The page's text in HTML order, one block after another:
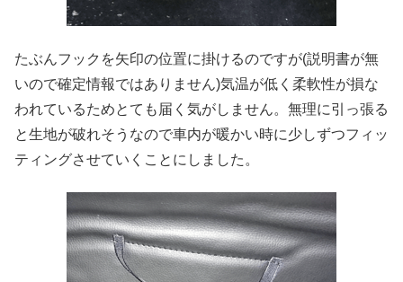
たぶんフックを矢印の位置に掛けるのですが(説明書が無
いので確定情報ではありません)気温が低く柔軟性が損な
われているためとても届く気がしません。無理に引っ張る
と生地が破れそうなので車内が暖かい時に少しずつフィッ
ティングさせていくことにしました。